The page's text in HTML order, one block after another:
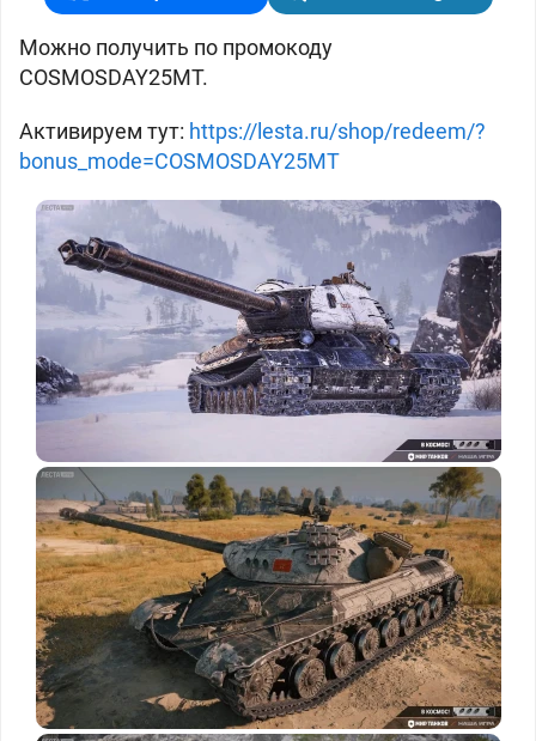
Можно получить по промокоду
COSMOSDAY25MT.
Активируем тут: https://lesta.ru/shop/redeem/?
bonus_mode=COSMOSDAY25MT